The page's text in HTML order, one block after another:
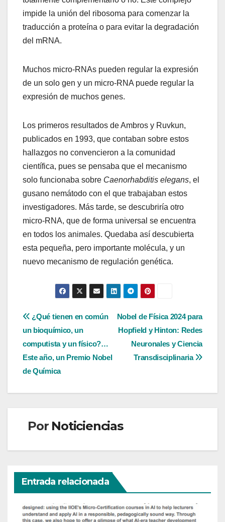
impide la unión del ribosoma para comenzar la
traducción a proteína o para evitar la degradación
del mRNA.
Muchos micro-RNAs pueden regular la expresión
de un solo gen y un micro-RNA puede regular la
expresión de muchos genes.
Los primeros resultados de Ambros y Ruvkun,
publicados en 1993, que contaban sobre estos
hallazgos no convencieron a la comunidad
científica, pues se pensaba que el mecanismo
solo funcionaba sobre Caenorhabditis elegans, el
gusano nemátodo con el que trabajaban estos
investigadores. Más tarde, se descubriría otro
micro-RNA, que de forma universal se encuentra
en todos los animales. Quedaba así descubierta
esta pequeña, pero importante molécula, y un
nuevo mecanismo de regulación genética.
Navegación
de
entradas
Nobel de Física 2024 para
Hopfield y Hinton: Redes
Neuronales y Ciencia
Transdisciplinaria
¿Qué tienen en común
un bioquímico, un
computista y un físico?…
Este año, un Premio Nobel
de Química
Por Noticiencias
Entrada relacionada